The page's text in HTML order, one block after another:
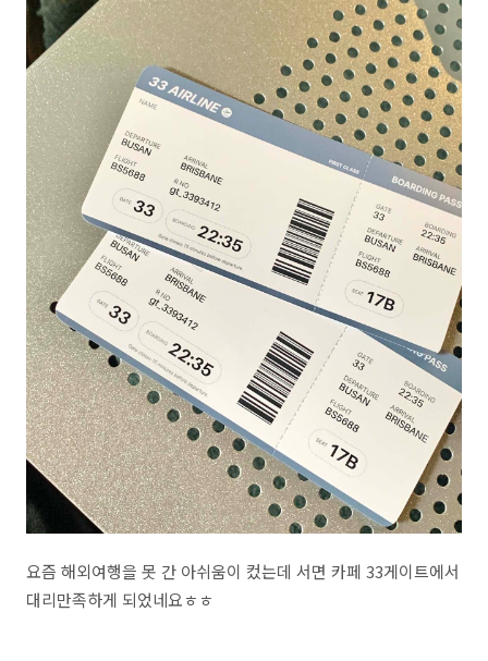
요즘 해외여행을 못 간 아쉬움이 컸는데 서면 카페 33게이트에서
대리만족하게 되었네요ㅎㅎ